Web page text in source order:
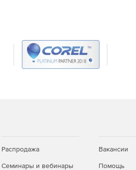
Распродажа
Семинары и вебинары
Вакансии
Помощь